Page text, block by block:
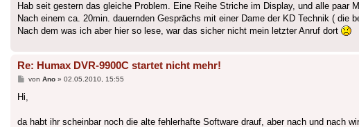
Hab seit gestern das gleiche Problem. Eine Reihe Striche im Display, und alle paar
Nach einem ca. 20min. dauernden Gesprächs mit einer Dame der KD Technik (
Nach dem was ich aber hier so lese, war das sicher nicht mein letzter Anruf dort
Re: Humax DVR-9900C startet nicht mehr!
Beitrag
von Ano» 02.05.2010, 15:55
Hi,
da habt ihr scheinbar noch die alte fehlerhafte Software drauf, aber nach und nach